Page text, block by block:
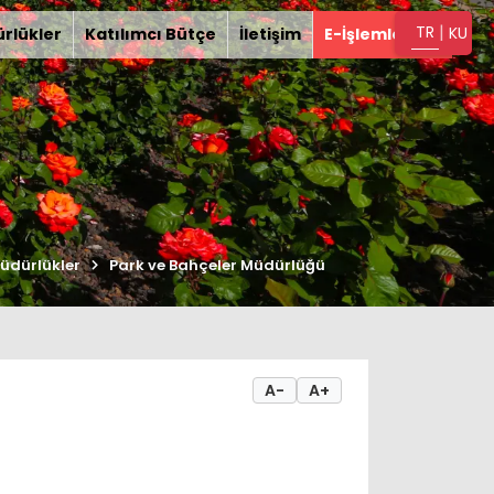
TR | KU
Katılımcı Bütçe İletişim E-İşlemler
Park ve Bahçeler Müdürlüğü
A- A+